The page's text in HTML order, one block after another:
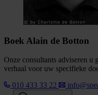
Boek Alain de Botton
Onze consultants adviseren
verhaal voor uw specifieke
010 433 33 22